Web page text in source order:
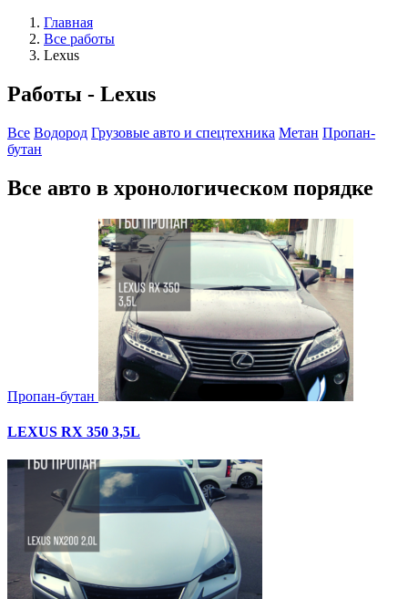
Главная
Все работы
Lexus
Работы - Lexus
Все Водород Грузовые авто и спецтехника Метан Пропан-
бутан
Все авто в хронологическом порядке
Пропан-бутан
LEXUS RX 350 3,5L